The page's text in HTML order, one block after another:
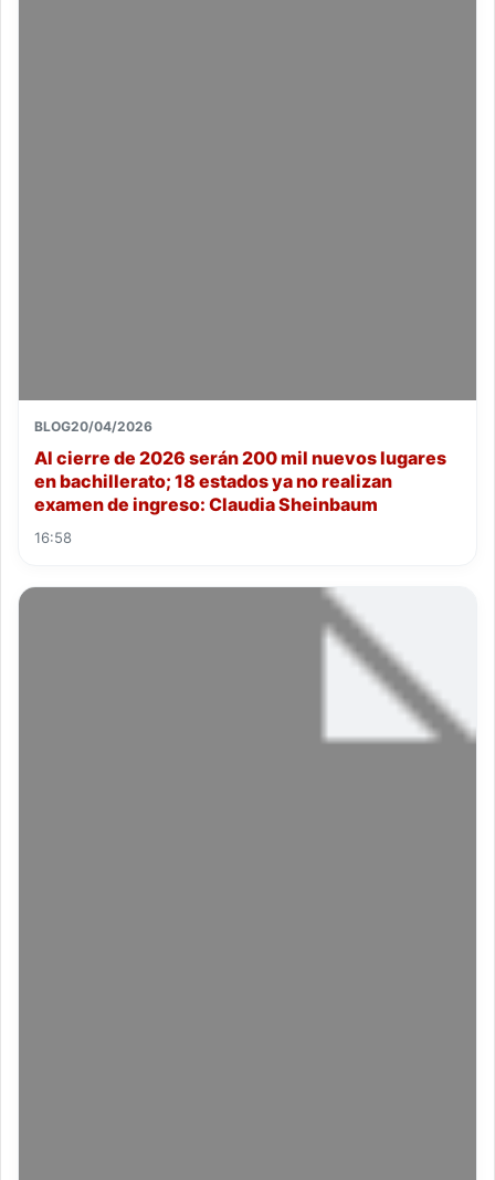
BLOG20/04/2026
Al cierre de 2026 serán 200 mil nuevos lugares
en bachillerato; 18 estados ya no realizan
examen de ingreso: Claudia Sheinbaum
16:58